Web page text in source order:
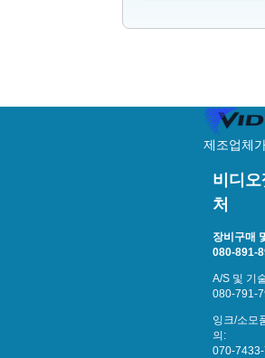
제조업체
비디
처
장비구매
080-891-
A/S 및 기
080-791-
잉크/소모
의:
070-